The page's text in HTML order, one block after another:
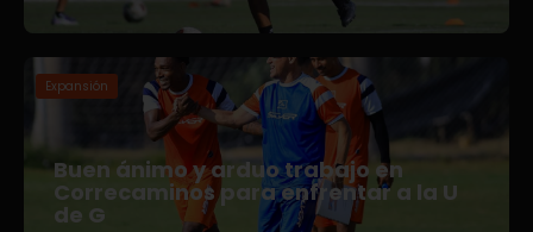
Expansión
Buen ánimo y arduo trabajo en
Correcaminos para enfrentar a la U
de G